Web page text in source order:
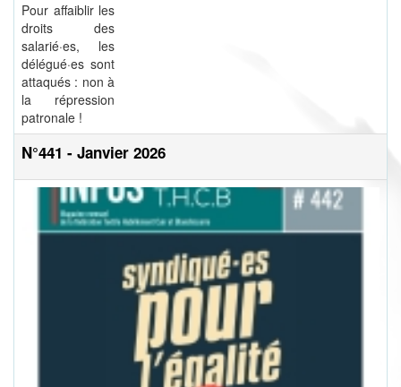
Pour affaiblir les
droits des
salarié·es, les
délégué·es sont
attaqués : non à
la répression
patronale !
N°441 - Janvier 2026